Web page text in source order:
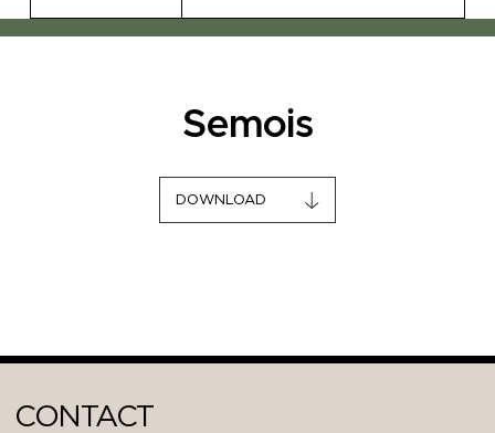
Semois
DOWNLOAD
CONTACT